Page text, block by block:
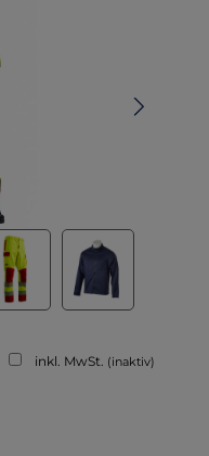
inkl. MwSt. (inaktiv)